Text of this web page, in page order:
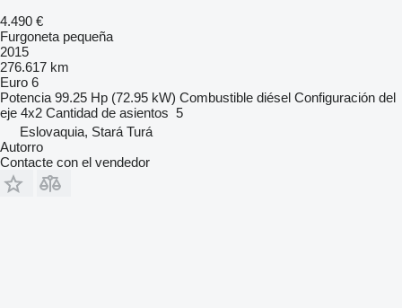
4.490 €
Furgoneta pequeña
2015
276.617 km
Euro 6
Potencia 99.25 Hp (72.95 kW) Combustible diésel Configuración del
eje 4x2 Cantidad de asientos 5
Eslovaquia, Stará Turá
Autorro
Contacte con el vendedor